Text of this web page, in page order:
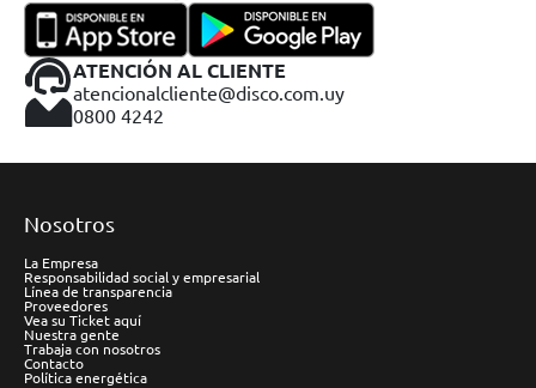
ATENCIÓN AL CLIENTE
atencionalcliente@disco.com.uy
0800 4242
Nosotros
La Empresa
Responsabilidad social y empresarial
Línea de transparencia
Proveedores
Vea su Ticket aquí
Nuestra gente
Trabaja con nosotros
Contacto
Política energética